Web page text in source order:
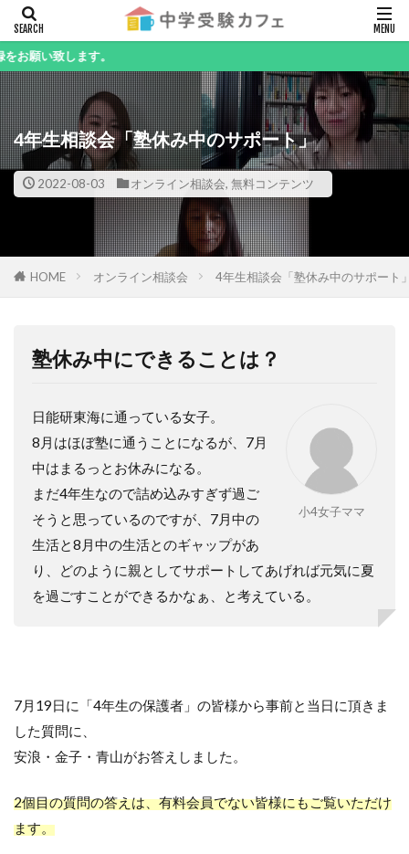
ます。
4年生相談会「塾休み中のサポート」
2022-08-03 オンライン相談会, 無料コンテンツ
HOME オンライン相談会 4年生相談会「塾休み中のサポート
塾休み中にできることは？
小4女子ママ
日能研東海に通っている女子。
8月はほぼ塾に通うことになるが、 7月
中はまるっとお休みになる。
まだ4年生なので詰め込みすぎず過ご
そうと思っているのですが、 7月中の
生活と8 月中の生活とのギャップがあ
り、どのように親としてサポートしてあげれば元気に夏
を過ごすことができるかなぁ、と考えている。
7月19日に「4年生の保護者」の皆様から事前と当日に頂きま
した質問に、
安浪・金子・青山がお答えしました。
2個目の質問の答えは、有料会員でない皆様にもご覧いただけ
ます。
キーワード
カテゴリー
検索